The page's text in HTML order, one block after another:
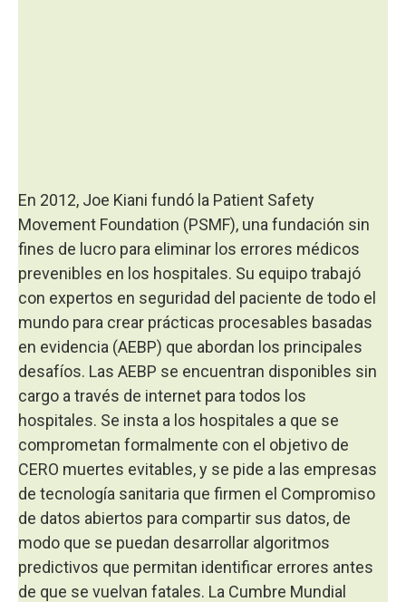
En 2012, Joe Kiani fundó la Patient Safety
Movement Foundation (PSMF), una fundación sin
fines de lucro para eliminar los errores médicos
prevenibles en los hospitales. Su equipo trabajó
con expertos en seguridad del paciente de todo el
mundo para crear prácticas procesables basadas
en evidencia (AEBP) que abordan los principales
desafíos. Las AEBP se encuentran disponibles sin
cargo a través de internet para todos los
hospitales. Se insta a los hospitales a que se
comprometan formalmente con el objetivo de
CERO muertes evitables, y se pide a las empresas
de tecnología sanitaria que firmen el Compromiso
de datos abiertos para compartir sus datos, de
modo que se puedan desarrollar algoritmos
predictivos que permitan identificar errores antes
de que se vuelvan fatales. La Cumbre Mundial